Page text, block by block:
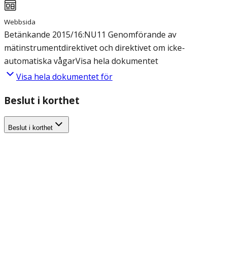
Webbsida
Betänkande 2015/16:NU11 Genomförande av
mätinstrumentdirektivet och direktivet om icke-
automatiska vågarVisa hela dokumentet
Visa hela dokumentet för
Beslut i korthet
Beslut i korthet